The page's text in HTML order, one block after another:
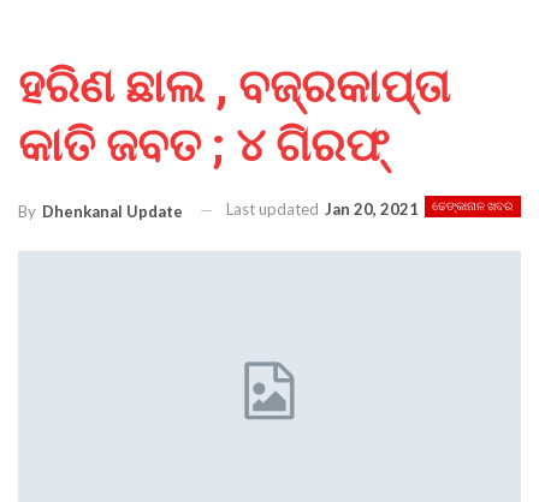
ହରିଣ ଛାଲ , ବଜ୍ରକାପ୍ତା
କାତି ଜବତ ; ୪ ଗିରଫ୍
ଢେଙ୍କାନାଳ ଖବର
By Dhenkanal Update Last updated Jan 20, 2021